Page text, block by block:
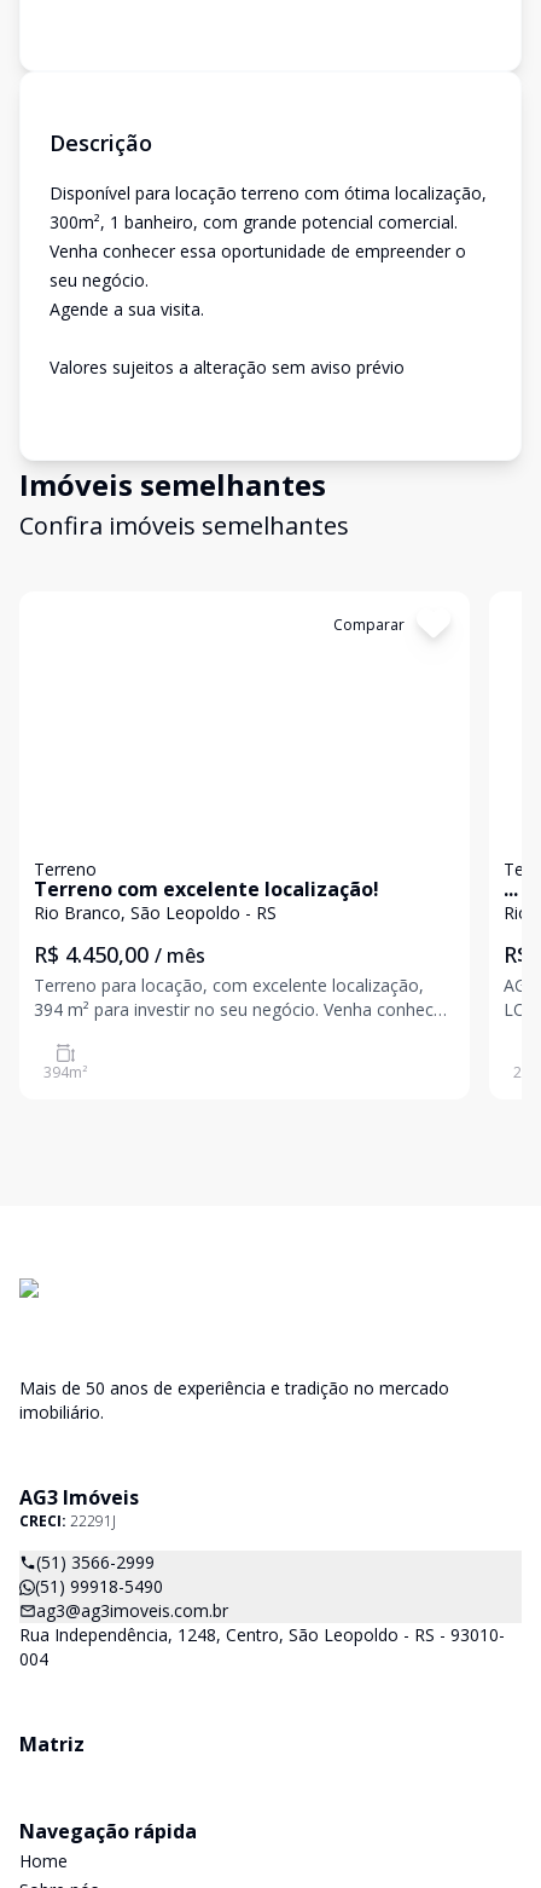
Descrição
Disponível para locação terreno com ótima localização,
300m², 1 banheiro, com grande potencial comercial.
Venha conhecer essa oportunidade de empreender o
seu negócio.
Agende a sua visita.
Valores sujeitos a alteração sem aviso prévio
Imóveis semelhantes
Confira imóveis semelhantes
Comparar
Terreno
Terreno com excelente localização!
Rio Branco, São Leopoldo - RS
R$ 4.450,00 / mês
Terreno para locação, com excelente localização,
394 m² para investir no seu negócio. Venha conhecer!
394m²
...
Rio
R$
AG3
Mais de 50 anos de experiência e tradição no mercado
imobiliário.
AG3 Imóveis
CRECI: 22291J
(51) 3566-2999
(51) 99918-5490
ag3@ag3imoveis.com.br
Rua Independência, 1248, Centro, São Leopoldo - RS - 93010-
004
Matriz
Navegação rápida
Home